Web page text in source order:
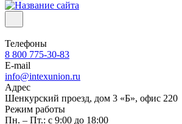
Телефоны
8 800 775-30-83
E-mail
info@intexunion.ru
Адрес
Шенкурский проезд, дом 3 «Б», офис 220
Режим работы
Пн. – Пт.: с 9:00 до 18:00